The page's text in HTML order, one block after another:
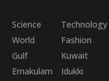
Science
World
Technology
Fashion
Gulf
Kuwait
Ernakulam
Idukki